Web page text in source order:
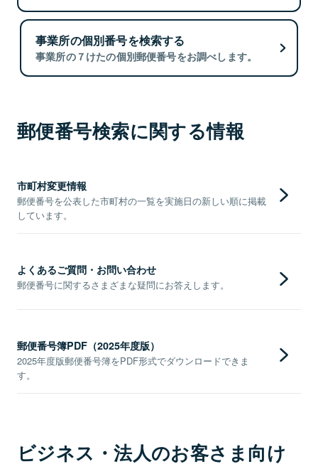
事業所の個別番号を検索する
事業所の７けたの個別郵便番号をお調べします。
郵便番号検索に関する情報
市町村変更情報
郵便番号を公表した市町村の一覧を実施日の新しい順に掲載
しています。
よくあるご質問・お問い合わせ
郵便番号に関するさまざまな疑問にお答えします。
郵便番号簿PDF（2025年度版）
2025年度版郵便番号簿をPDF形式でダウンロードできま
す。
ビジネス・法人のお客さま向け